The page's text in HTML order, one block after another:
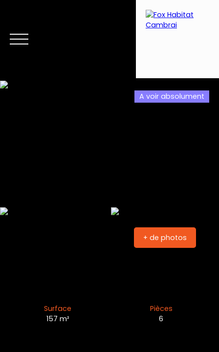
A voir absolument
+ de photos
Surface
157 m²
Pièces
6